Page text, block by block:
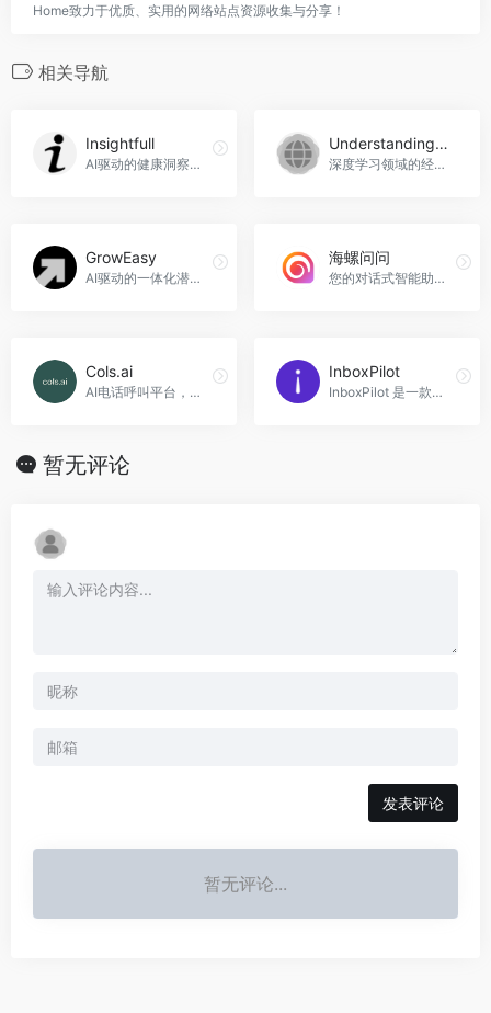
Home致力于优质、实用的网络站点资源收集与分享！
相关导航
Insightfull
AI驱动的健康洞察平台
UnderstandingDeepLearning-ZH-CN
深度学习领域的经典教材中文翻译，UnderstandingDeepLearning-ZH-CN官网入口网址
GrowEasy
AI驱动的一体化潜在客户生成应用，GrowEasy官网入口网址
海螺问问
您的对话式智能助理，提供智能问答、知识检索、创意写作等服务，海螺问问官网入口网址
Cols.ai
AI电话呼叫平台，Cols.ai官网入口网址
InboxPilot
InboxPilot 是一款基于 AI 的电子邮件自动回复工具，可帮助用户高效管理邮件。
暂无评论
发表评论
暂无评论...